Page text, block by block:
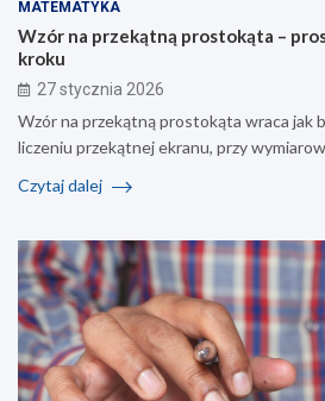
MATEMATYKA
Wzór na przekątną prostokąta –
kroku
27 stycznia 2026
Wzór na przekątną prostokąta wraca jak
liczeniu przekątnej ekranu, przy
Czytaj dalej